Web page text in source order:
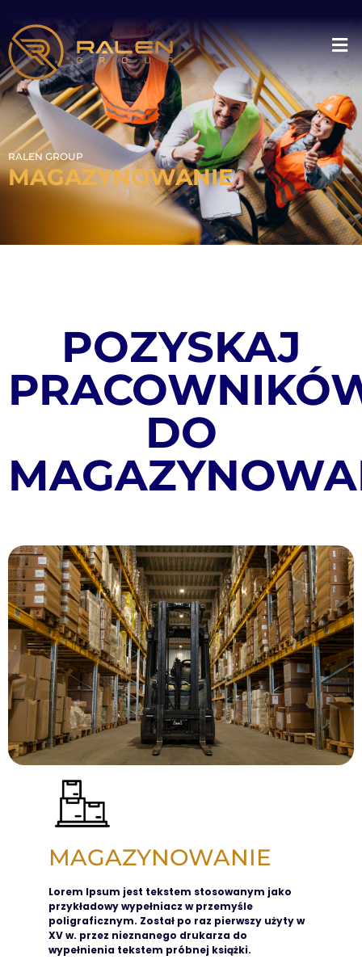
RALEN GROUP
MAGAZYNOWANIE
POZYSKAJ
DO
MAGAZYNOWANIE
Lorem Ipsum jest tekstem stosowanym jako
przykładowy wypełniacz w przemyśle
poligraficznym. Został po raz pierwszy użyty w
XV w. przez nieznanego drukarza do
wypełnienia tekstem próbnej książki.